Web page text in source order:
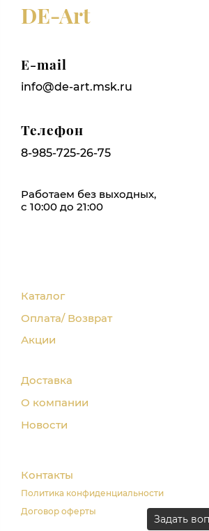
Задать
DE-Art
E-mail
info@de-art.msk.ru
Телефон
8-985-725-26-75
Работаем без выходных,
с 10:00 до 21:00
Каталог
Оплата/ Возврат
Акции
Доставка
О компании
Новости
Контакты
Политика конфиденциальности
Договор оферты